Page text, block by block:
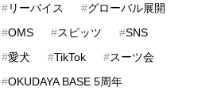
#リーバイス #グローバル展開
#OMS #スピッツ #SNS
#愛犬 #TikTok #スーツ会
#OKUDAYA BASE 5周年